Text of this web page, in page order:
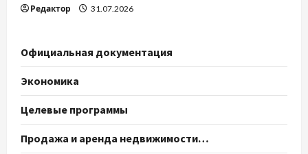
Редактор 31.07.2026
Официальная документация
Экономика
Целевые программы
Продажа и аренда недвижимости…